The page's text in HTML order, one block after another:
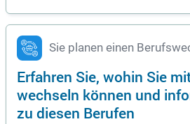
Sie planen einen
Erfahren Sie, wohin Sie
wechseln können und
zu diesen Berufen